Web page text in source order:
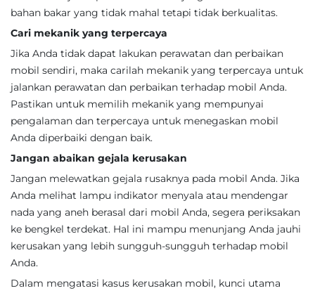
bahan bakar yang tidak mahal tetapi tidak berkualitas.
Cari mekanik yang terpercaya
Jika Anda tidak dapat lakukan perawatan dan perbaikan
mobil sendiri, maka carilah mekanik yang terpercaya untuk
jalankan perawatan dan perbaikan terhadap mobil Anda.
Pastikan untuk memilih mekanik yang mempunyai
pengalaman dan terpercaya untuk menegaskan mobil
Anda diperbaiki dengan baik.
Jangan abaikan gejala kerusakan
Jangan melewatkan gejala rusaknya pada mobil Anda. Jika
Anda melihat lampu indikator menyala atau mendengar
nada yang aneh berasal dari mobil Anda, segera periksakan
ke bengkel terdekat. Hal ini mampu menunjang Anda jauhi
kerusakan yang lebih sungguh-sungguh terhadap mobil
Anda.
Dalam mengatasi kasus kerusakan mobil, kunci utama